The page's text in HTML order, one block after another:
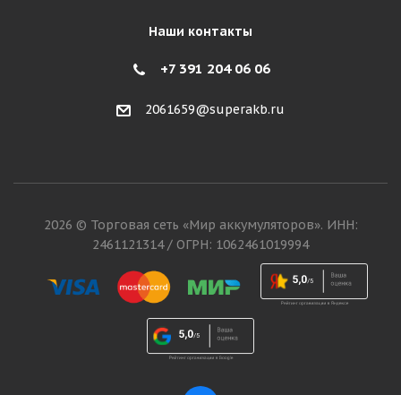
Наши контакты
+7 391 204 06 06
2061659@superakb.ru
2026 © Торговая сеть «Мир аккумуляторов». ИНН:
2461121314 / ОГРН: 1062461019994